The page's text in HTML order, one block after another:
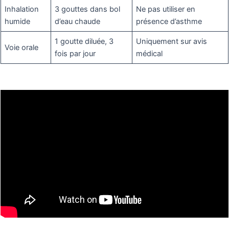
Inhalation
humide
3 gouttes dans bol
d’eau chaude
Ne pas utiliser en
présence d’asthme
Voie orale
1 goutte diluée, 3
fois par jour
Uniquement sur avis
médical